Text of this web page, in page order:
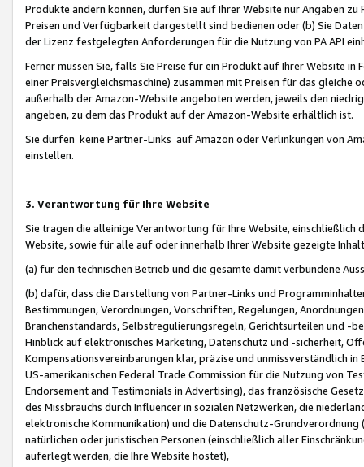
Produkte ändern können, dürfen Sie auf Ihrer Website nur Angaben
Preisen und Verfügbarkeit dargestellt sind bedienen oder (b) Sie
der Lizenz festgelegten Anforderungen für die Nutzung von PA API
Ferner müssen Sie, falls Sie Preise für ein Produkt auf Ihrer Website
einer Preisvergleichsmaschine) zusammen mit Preisen für das
außerhalb der Amazon-Website angeboten werden, jeweils den
angeben, zu dem das Produkt auf der Amazon-Website erhältlich ist.
Sie dürfen keine Partner-Links auf Amazon oder Verlinkungen von
einstellen.
3. Verantwortung für Ihre Website
Sie tragen die alleinige Verantwortung für Ihre Website,
Website, sowie für alle auf oder innerhalb Ihrer Website gezeigte
(a) für den technischen Betrieb und die gesamte damit verbundene
(b) dafür, dass die Darstellung von Partner-Links und
Bestimmungen, Verordnungen, Vorschriften, Regelungen,
Branchenstandards, Selbstregulierungsregeln, Gerichtsurteilen und -
Hinblick auf elektronisches Marketing, Datenschutz und -sicherheit,
Kompensationsvereinbarungen klar, präzise und unmissverständlich
US-amerikanischen Federal Trade Commission für die Nutzung von
Endorsement and Testimonials in Advertising), das französische
des Missbrauchs durch Influencer in sozialen Netzwerken, die
elektronische Kommunikation) und die Datenschutz-
natürlichen oder juristischen Personen (einschließlich aller
auferlegt werden, die Ihre Website hostet),